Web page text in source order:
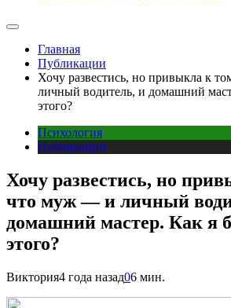
Главная
Публикации
Хочу развестись, но привыкла к
личный водитель, и домашний
этого?
Психология
Публикации
Хочу развестись, но
что муж — и личный
домашний мастер. Как я
этого?
Виктория4 года назад06 мин.